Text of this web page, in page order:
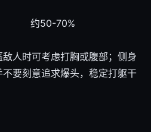
约50-70%
人时可考虑打胸或腹部；侧身
要刻意追求爆头，稳定打躯干